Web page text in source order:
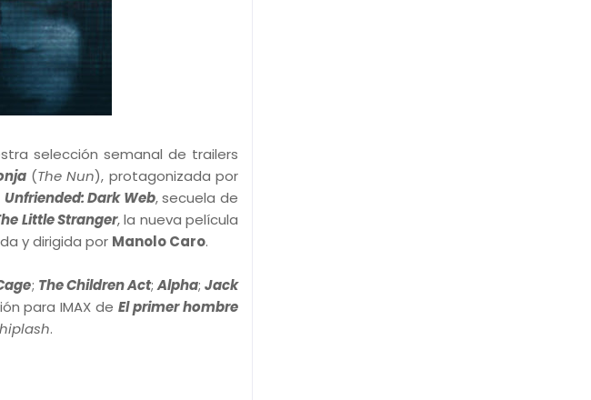
selección semanal de trailers
(The Nun), protagonizada por
Unfriended: Dark Web, secuela de
Little Stranger, la nueva película
y dirigida por Manolo Caro.
; The Children Act;Alpha;Jack
para IMAX deEl primer hombre
.